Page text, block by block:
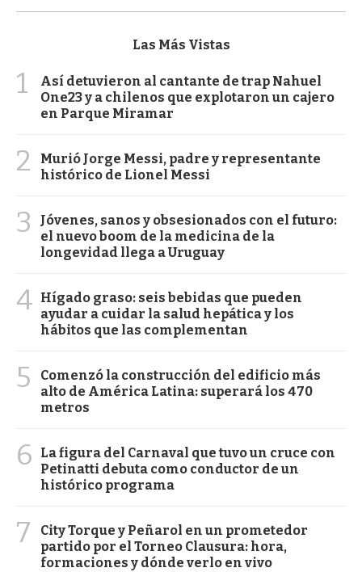
Las Más Vistas
1
Así detuvieron al cantante de trap Nahuel
One23 y a chilenos que explotaron un cajero
en Parque Miramar
2
Murió Jorge Messi, padre y representante
histórico de Lionel Messi
3
Jóvenes, sanos y obsesionados con el futuro:
el nuevo boom de la medicina de la
longevidad llega a Uruguay
4 Hígado graso: seis bebidas que pueden
ayudar a cuidar la salud hepática y los
hábitos que las complementan
5
Comenzó la construcción del edificio más
alto de América Latina: superará los 470
metros
6
La figura del Carnaval que tuvo un cruce con
Petinatti debuta como conductor de un
histórico programa
7
City Torque y Peñarol en un prometedor
partido por el Torneo Clausura: hora,
formaciones y dónde verlo en vivo